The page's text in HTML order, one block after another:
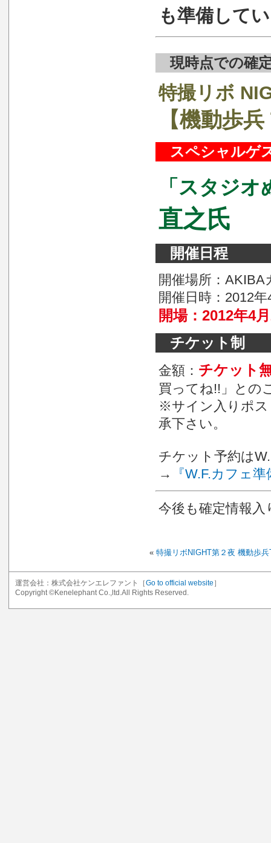
も準備して
現時点での確
特撮リボ
【機動歩
スペシャルゲ
「スタジ
直之氏
開催日程
開催場所：
開催日時：2012
開場：2012年4
チケット制
金額： チケット
買ってね!!」との
※サイン入りポス
承下さい。
チケット予約は
→
『W.F.カフェ
今後も確定情報
« 特撮リボNIGHT第２夜 機動歩
運営会社：株式会社ケンエレファント［Go to official website ］
Copyright ©Kenelephant Co.,ltd.All Rights Reserved.